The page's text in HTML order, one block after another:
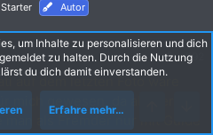
Autor
#92
auf dem letzten Foto wäre
mich gewesen, da ab hier
als Fremder nur mit Guide
um Inhalte zu personalisieren und dich
zu halten. Durch die Nutzung
du dich damit einverstanden.
Erfahre mehr…